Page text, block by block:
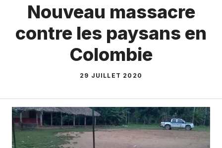
Nouveau massacre
contre les paysans en
Colombie
29 JUILLET 2020